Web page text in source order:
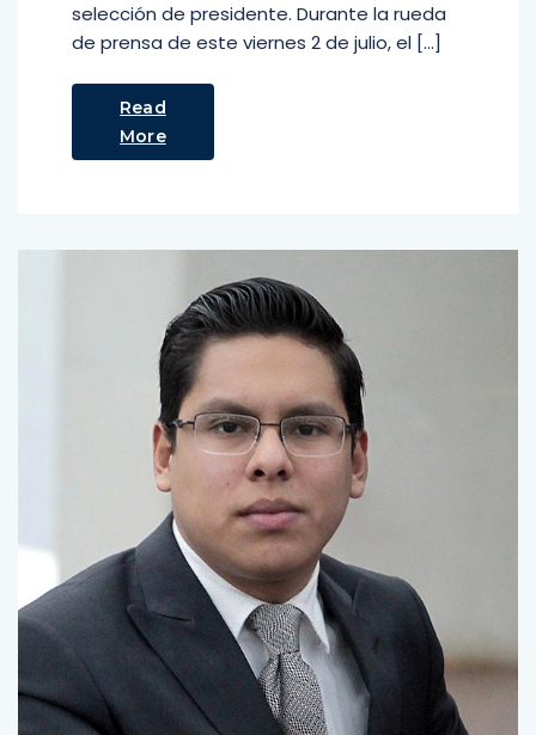
selección de presidente. Durante la rueda
de prensa de este viernes 2 de julio, el […]
Read
More